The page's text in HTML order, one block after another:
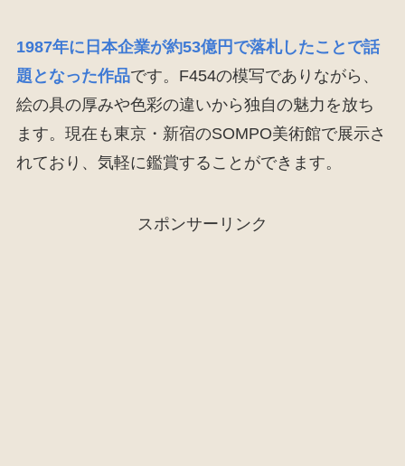
1987年に日本企業が約53億円で落札したことで話
題となった作品です。F454の模写でありながら、
絵の具の厚みや色彩の違いから独自の魅力を放ち
ます。現在も東京・新宿のSOMPO美術館で展示さ
れており、気軽に鑑賞することができます。
スポンサーリンク